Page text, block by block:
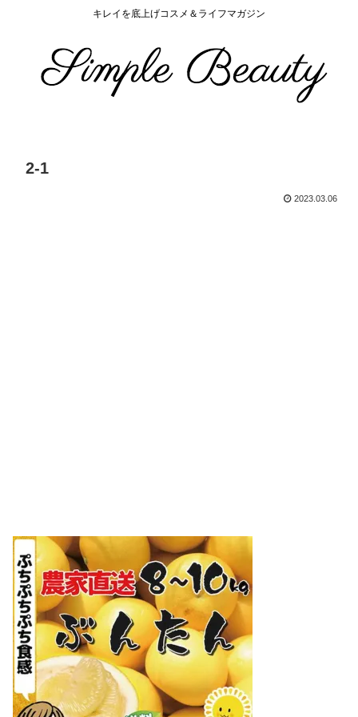
キレイを底上げコスメ＆ライフマガジン
2-1
2023.03.06